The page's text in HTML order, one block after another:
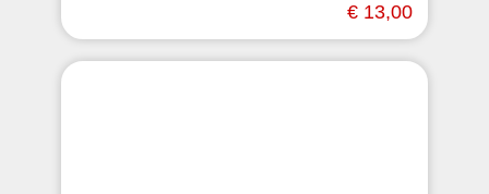
€ 13,00